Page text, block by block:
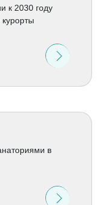
к 2030 году
курорты
в